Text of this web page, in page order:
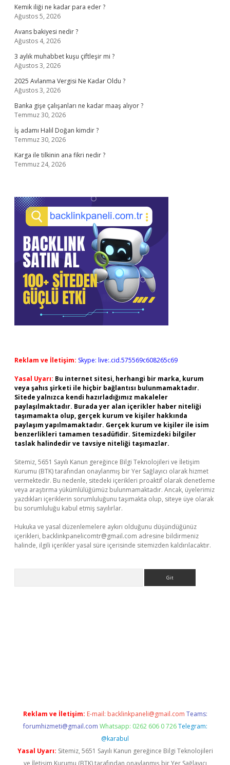
Kemik iliği ne kadar para eder ?
Ağustos 5, 2026
Avans bakiyesi nedir ?
Ağustos 4, 2026
3 aylık muhabbet kuşu çiftleşir mi ?
Ağustos 3, 2026
2025 Avlanma Vergisi Ne Kadar Oldu ?
Ağustos 3, 2026
Banka gişe çalışanları ne kadar maaş alıyor ?
Temmuz 30, 2026
İş adamı Halil Doğan kimdir ?
Temmuz 30, 2026
Karga ile tilkinin ana fikri nedir ?
Temmuz 24, 2026
Reklam ve İletişim: Skype: live:.cid.575569c608265c69
Yasal Uyarı: Bu internet sitesi, herhangi bir marka, kurum
veya şahıs şirketi ile hiçbir bağlantısı bulunmamaktadır.
Sitede yalnızca kendi hazırladığımız makaleler
paylaşılmaktadır. Burada yer alan içerikler haber niteliği
taşımamakta olup, gerçek kurum ve kişiler hakkında
paylaşım yapılmamaktadır. Gerçek kurum ve kişiler ile isim
benzerlikleri tamamen tesadüfidir. Sitemizdeki bilgiler
taslak halindedir ve tavsiye niteliği taşımazlar.
Sitemiz, 5651 Sayılı Kanun gereğince Bilgi Teknolojileri ve İletişim
Kurumu (BTK) tarafından onaylanmış bir Yer Sağlayıcı olarak hizmet
vermektedir. Bu nedenle, sitedeki içerikleri proaktif olarak denetleme
veya araştırma yükümlülüğümüz bulunmamaktadır. Ancak, üyelerimiz
yazdıkları içeriklerin sorumluluğunu taşımakta olup, siteye üye olarak
bu sorumluluğu kabul etmiş sayılırlar.
Hukuka ve yasal düzenlemelere aykırı olduğunu düşündüğünüz
içerikleri, backlinkpanelicomtr@gmail.com adresine bildirmeniz
halinde, ilgili içerikler yasal süre içerisinde sitemizden kaldırılacaktır.
Reklam ve İletişim: E-mail: backlinkpaneli@gmail.com Teams:
forumhizmeti@gmail.com Whatsapp: 0262 606 0 726 Telegram:
@karabul
Yasal Uyarı: Sitemiz, 5651 Sayılı Kanun gereğince Bilgi Teknolojileri
ve İletişim Kurumu (BTK) tarafından onaylanmış bir Yer Sağlayıcı